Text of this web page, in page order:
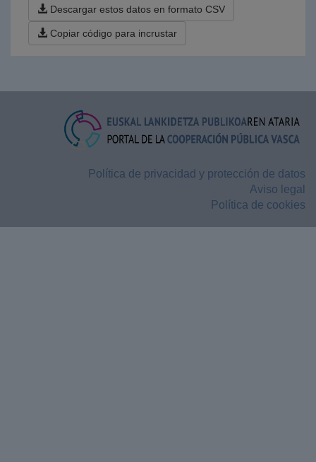
Descargar estos datos en formato CSV
Copiar código para incrustar
Política de privacidad y protección de datos
Aviso legal
Política de cookies